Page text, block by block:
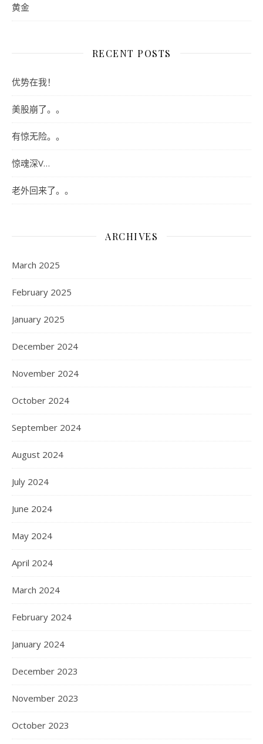
黄金
RECENT POSTS
优势在我！
美股崩了。。
有惊无险。。
惊魂深V…
老外回来了。。
ARCHIVES
March 2025
February 2025
January 2025
December 2024
November 2024
October 2024
September 2024
August 2024
July 2024
June 2024
May 2024
April 2024
March 2024
February 2024
January 2024
December 2023
November 2023
October 2023